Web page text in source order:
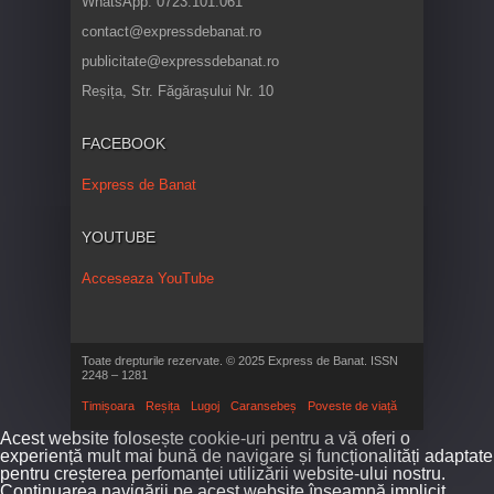
contact@expressdebanat.ro
publicitate@expressdebanat.ro
Reșița, Str. Făgărașului Nr. 10
FACEBOOK
Express de Banat
YOUTUBE
Acceseaza YouTube
Toate drepturile rezervate. © 2025 Express de Banat. ISSN
2248 – 1281
Timișoara Reșița Lugoj Caransebeș Poveste de viață
Acest website folosește cookie-uri pentru a vă oferi o
experiență mult mai bună de navigare și funcționalități adaptate
pentru creșterea perfomanței utilizării website-ului nostru.